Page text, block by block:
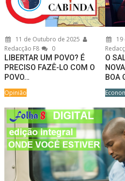
11 de Outubro de 2025
Redacção F8
0
LIBERTAR UM POVO? É
PRECISO FAZÊ-LO COM O
POVO…
Opinião
19
O
BOA